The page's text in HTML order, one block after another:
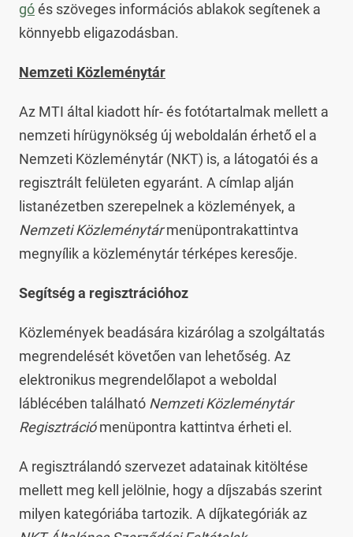
góés szöveges információs ablakok segítenek a
könnyebb eligazodásban.
Nemzeti Közleménytár
Az MTI által kiadott hír- és fotótartalmak mellett a
nemzeti hírügynökség új weboldalán érhető el a
Nemzeti Közleménytár (NKT) is, a látogatói és a
regisztrált felületen egyaránt. A címlap alján
listanézetben szerepelnek a közlemények, a
Nemzeti Közleménytármenüpontrakattintva
megnyílik a közleménytár térképes keresője.
Segítség a regisztrációhoz
Közlemények beadására kizárólag a szolgáltatás
megrendelését követően van lehetőség. Az
elektronikus megrendelőlapot a weboldal
láblécében található Nemzeti Közleménytár
Regisztrációmenüpontra kattintva érheti el.
A regisztrálandó szervezet adatainak kitöltése
mellett meg kell jelölnie, hogy a díjszabás szerint
milyen kategóriába tartozik. A díjkategóriák az